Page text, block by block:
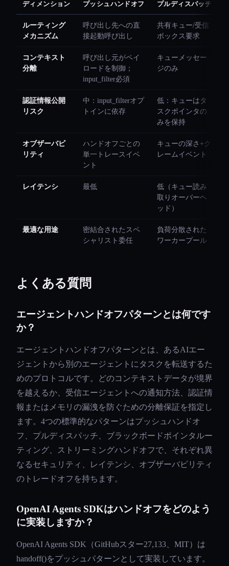
ディメンション プッシュハンドオフ プルディスパッチ
ルーティング
メカニズム
呼び出し先への直
接起動呼び出し
共有キュー/受信
ボックス要求
コンテキスト
分離
呼び出し元がペイ
ロードを制御；
input_filter必須
キューメッセー
ジのみ
認証情報公開
リスク
中：input_filterオプ
トインに依存
低：キューはタ
スクポインタの
みを保持
オブザーバビ
リティ
ハンドオフごとの
単一トレースイベ
ント
キューの深さ+ク
レームイベント
レイテンシ 最低
低（キュー読み
取りオーバーヘ
ッド）
最適な用途
密結合されたスペ
シャリスト委任
負荷分散された
ワーカープール
よくある質問
エージェントハンドオフパターンとは何です
か？
エージェントハンドオフパターンとは、あるAIエー
ジェントから別のエージェントにタスクを転送するた
めのプロトコルです。どのコンテキストデータが境界
を越えるか、受信エージェントへの通知方法、認証情
報またはメモリの漏洩を防ぐための分離保証を指定し
ます。4つの標準的なパターンはプッシュハンドオ
フ、プルディスパッチ、ブラックボードポインタルー
ティング、ストリーミングハンドオフで、それぞれ異
なるセキュリティ、レイテンシ、オブザーバビリティ
のトレードオフを持ちます。
OpenAI Agents SDKはハンドオフをどのよう
に実装しますか？
OpenAI Agents SDK（GitHubスター27,133、MIT）は
handoff()をプッシュパターンとして実装しています。